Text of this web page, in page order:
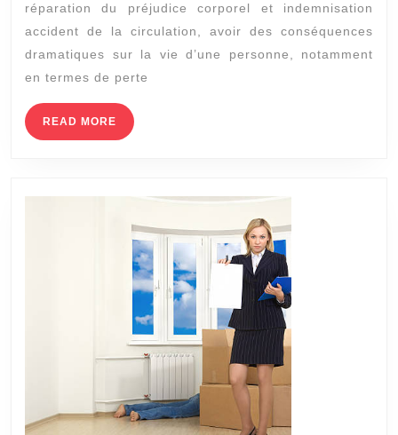
corporel
Lyon
être
indemnisé
en
cas
de
préjudice
corporel
?
réparation du préjudice corporel et indemnisation
accident de la circulation, avoir des conséquences
dramatiques sur la vie d’une personne, notamment
en termes de perte
READ MORE READ
MORE